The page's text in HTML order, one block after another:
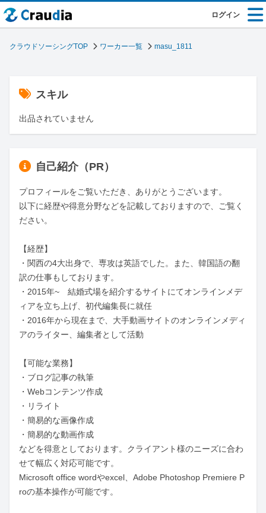
ログイン
クラウドソーシングTOP ワーカー一覧 masu_1811
スキル
出品されていません
自己紹介（PR）
プロフィールをご覧いただき、ありがとうございます。
以下に経歴や得意分野などを記載しておりますので、ご覧く
ださい。
【経歴】
・関西の4大出身で、専攻は英語でした。また、韓国語の翻
訳の仕事もしております。
・2015年~　結婚式場を紹介するサイトにてオンラインメデ
ィアを立ち上げ、初代編集長に就任
・2016年から現在まで、大手動画サイトのオンラインメディ
アのライター、編集者として活動
【可能な業務】
・ブログ記事の執筆
・Webコンテンツ作成
・リライト
・簡易的な画像作成
・簡易的な動画作成
などを得意としております。クライアント様のニーズに合わ
せて幅広く対応可能です。
Microsoft office wordやexcel、Adobe Photoshop Premiere P
roの基本操作が可能です。